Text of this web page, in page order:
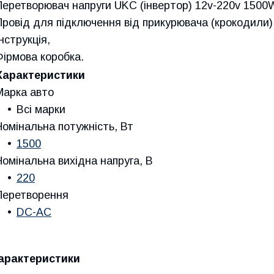
напруги UKC (інвертор) 12v-220v
для підключення від прикурювача
коробка.
авто
Всі марки
потужність, Вт
1500
вихідна напруга, В
220
DC-AC